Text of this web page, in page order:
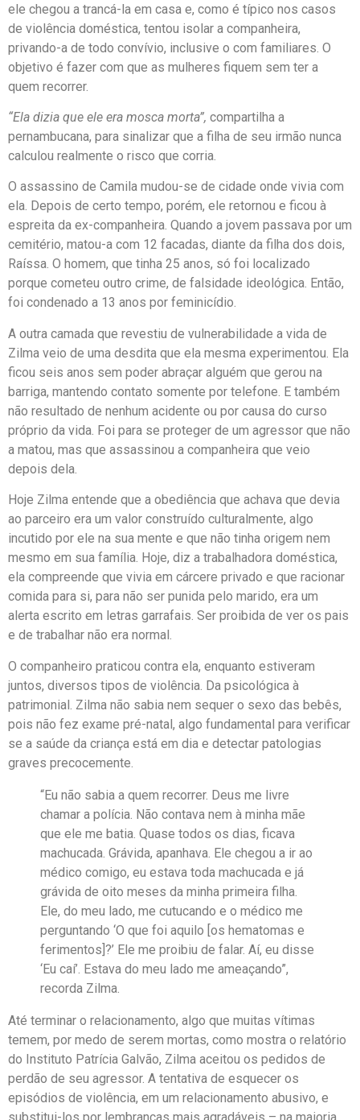
ele chegou a trancá-la em casa e, como é típico nos casos
de violência doméstica, tentou isolar a companheira,
privando-a de todo convívio, inclusive o com familiares. O
objetivo é fazer com que as mulheres fiquem sem ter a
quem recorrer.
“Ela dizia que ele era mosca morta”, compartilha a
pernambucana, para sinalizar que a filha de seu irmão nunca
calculou realmente o risco que corria.
O assassino de Camila mudou-se de cidade onde vivia com
ela. Depois de certo tempo, porém, ele retornou e ficou à
espreita da ex-companheira. Quando a jovem passava por um
cemitério, matou-a com 12 facadas, diante da filha dos dois,
Raíssa. O homem, que tinha 25 anos, só foi localizado
porque cometeu outro crime, de falsidade ideológica. Então,
foi condenado a 13 anos por feminicídio.
A outra camada que revestiu de vulnerabilidade a vida de
Zilma veio de uma desdita que ela mesma experimentou. Ela
ficou seis anos sem poder abraçar alguém que gerou na
barriga, mantendo contato somente por telefone. E também
não resultado de nenhum acidente ou por causa do curso
próprio da vida. Foi para se proteger de um agressor que não
a matou, mas que assassinou a companheira que veio
depois dela.
Hoje Zilma entende que a obediência que achava que devia
ao parceiro era um valor construído culturalmente, algo
incutido por ele na sua mente e que não tinha origem nem
mesmo em sua família. Hoje, diz a trabalhadora doméstica,
ela compreende que vivia em cárcere privado e que racionar
comida para si, para não ser punida pelo marido, era um
alerta escrito em letras garrafais. Ser proibida de ver os pais
e de trabalhar não era normal.
O companheiro praticou contra ela, enquanto estiveram
juntos, diversos tipos de violência. Da psicológica à
patrimonial. Zilma não sabia nem sequer o sexo das bebês,
pois não fez exame pré-natal, algo fundamental para verificar
se a saúde da criança está em dia e detectar patologias
graves precocemente.
“Eu não sabia a quem recorrer. Deus me livre
chamar a polícia. Não contava nem à minha mãe
que ele me batia. Quase todos os dias, ficava
machucada. Grávida, apanhava. Ele chegou a ir ao
médico comigo, eu estava toda machucada e já
grávida de oito meses da minha primeira filha.
Ele, do meu lado, me cutucando e o médico me
perguntando ‘O que foi aquilo [os hematomas e
ferimentos]?’ Ele me proibiu de falar. Aí, eu disse
‘Eu caí’. Estava do meu lado me ameaçando”,
recorda Zilma.
Até terminar o relacionamento, algo que muitas vítimas
temem, por medo de serem mortas, como mostra o relatório
do Instituto Patrícia Galvão, Zilma aceitou os pedidos de
perdão de seu agressor. A tentativa de esquecer os
episódios de violência, em um relacionamento abusivo, e
substitui-los por lembranças mais agradáveis – na maioria